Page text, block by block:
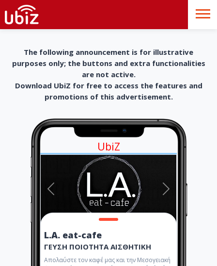
The following announcement is for illustrative
purposes only; the buttons and extra functionalities
are not active.
Download UbiZ for free to access the features and
promotions of this advertisement.
UbiZ
L.A. eat-cafe
ΓΕΥΣΗ ΠΟΙΟΤΗΤΑ ΑΙΣΘΗΤΙΚΗ
Απολαύστε τον καφέ μας και την Μεσογειακή